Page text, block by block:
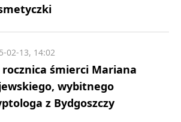
rocznica śmierci Mariana
wybitnego
z Bydgoszczy
02-13, 14:02